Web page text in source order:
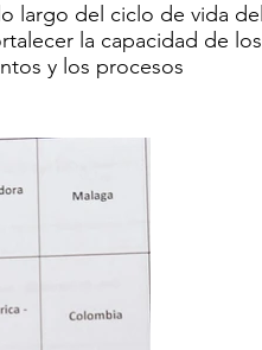
largo del ciclo de vida del
la capacidad de los
y los procesos